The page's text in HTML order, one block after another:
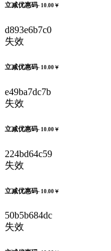
立减优惠码- 10.00￥
d893e6b7c0
失效
立减优惠码- 10.00￥
e49ba7dc7b
失效
立减优惠码- 10.00￥
224bd64c59
失效
立减优惠码- 10.00￥
50b5b684dc
失效